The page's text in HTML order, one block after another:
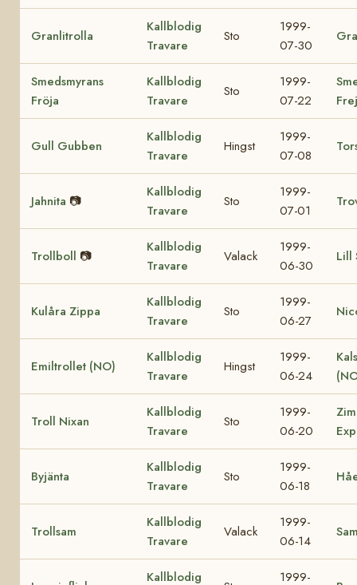
Granlitrolla
Kallblodig
Travare
Sto
1999-
07-30
Smedsmyrans
Fröja
Kallblodig
Travare
Sto
1999-
07-22
Gull Gubben
Kallblodig
Travare
Hingst
1999-
07-08
Jahnita 📷
Kallblodig
Travare
Sto
1999-
07-01
Trollboll 📷
Kallblodig
Travare
Valack
1999-
06-30
Lill
Kulåra Zippa
Kallblodig
Travare
Sto
1999-
06-27
Emiltrollet (NO)
Kallblodig
Travare
Hingst
1999-
06-24
Troll Nixan
Kallblodig
Travare
Sto
1999-
06-20
Byjänta
Kallblodig
Travare
Sto
1999-
06-18
Trollsam
Kallblodig
Travare
Valack
1999-
06-14
Kallblodig 1999-